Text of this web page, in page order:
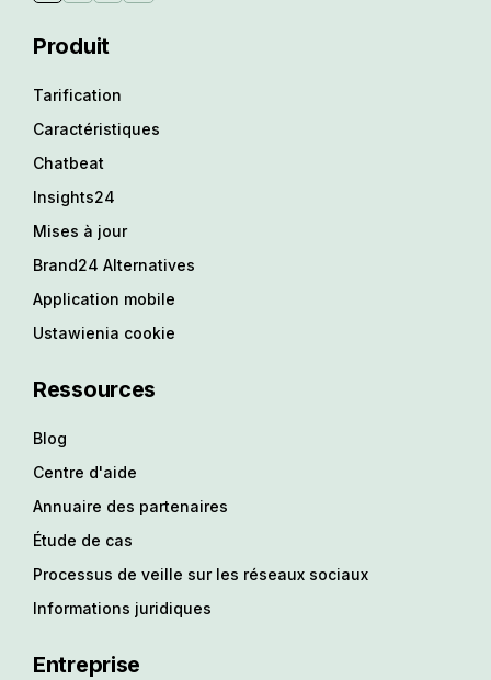
Produit
Tarification
Caractéristiques
Chatbeat
Insights24
Mises à jour
Brand24 Alternatives
Application mobile
Ustawienia cookie
Ressources
Blog
Centre d'aide
Annuaire des partenaires
Étude de cas
Processus de veille sur les réseaux sociaux
Informations juridiques
Entreprise